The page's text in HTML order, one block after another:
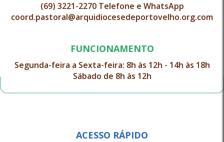
(69) 3221-2270 Telefone e WhatsApp
coord.pastoral@arquidiocesedeportovelho.org.com
FUNCIONAMENTO
Segunda-feira a Sexta-feira: 8h às 12h - 14h às 18h
Sábado de 8h às 12h
ACESSO RÁPIDO